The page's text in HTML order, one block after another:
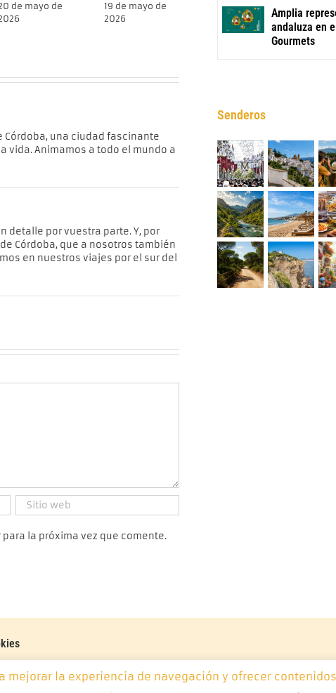
de mayo de
19 de mayo de
2026
31 de mayo de
2026
24
una ciudad fascinante
vida. Animamos a todo el mundo a
detalle por vuestra parte. Y, por
Córdoba, que a nosotros también
en nuestros viajes por el sur del
la próxima vez que comente.
Amplia
andaluza en
Gourmets
Senderos
la experiencia de navegación y ofrecer